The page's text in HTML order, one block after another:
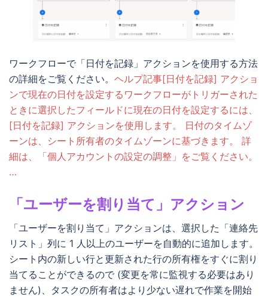
ワークフローで「日付を記録」アクションを使用する方法
の詳細をご覧ください。 ヘルプ記事[日付を記録] アクショ
ンで現在の日付を設定するワークフローがトリガーされた
ときに選択したフィールドに現在の日付を設定するには、
[日付を記録] アクションを使用します。 日付のタイムゾ
ーンは、シート所有者のタイムゾーンに基づきます。 詳
細は、「個人アカウントの設定の調整」をご覧ください。
…
「ユーザーを割り当て」アクション
「ユーザーを割り当て」アクションは、選択した「連絡先
リスト」列に 1 人以上のユーザーを自動的に追加します。
シート内の新しい行と更新された行の所有権をすぐに割り
当てることができるので (変更を常に監視する必要はあり
ません)、タスクの所有者はより少ない遅れで作業を開始